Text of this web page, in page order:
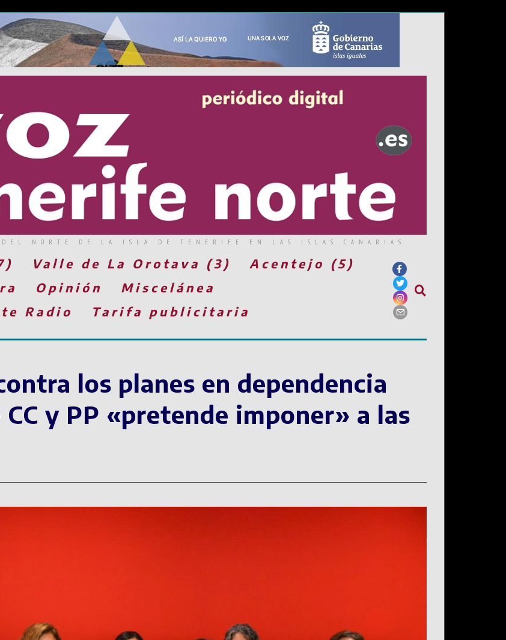
DEL NORTE DE LA ISLA DE TENERIFE EN LAS ISLAS CANARIAS
Valle de La Orotava (3)
Acentejo (5)
Opinión
Miscelánea
Radio
Tarifa publicitaria
los planes en dependencia
y PP «pretende imponer» a las